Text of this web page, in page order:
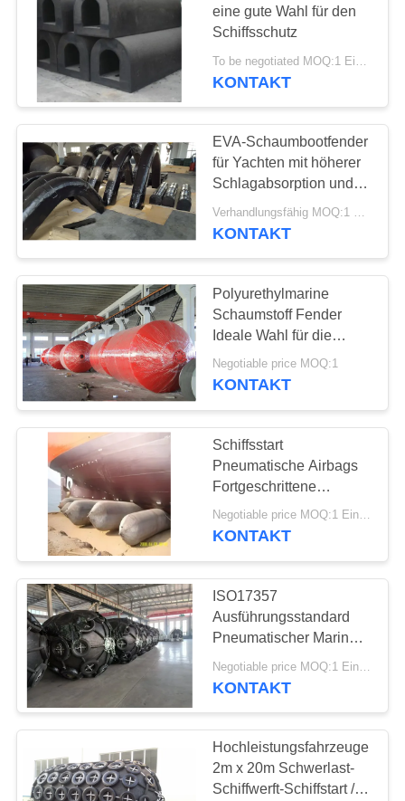
SITEMAP
PRIVACY
POLICY
Marinegummiairbag
Schiff starten
Airbags
Marine-Bergungs-
Airbags
29
Meeresluftluftsack
eine gute Wahl für den
Schiffsschutz
KONTAKT
EVA-Schaumbootfender
für Yachten mit höherer
Schlagabsorption und
Haltbarkeit
Verhandlungsfähig MOQ:1 Einheit
KONTAKT
Polyurethylmarine
Schaumstoff Fender
Ideale Wahl für die
Verhinderung von
Schiffskollisionen
Negotiable price MOQ:1
KONTAKT
Schiffsstart
Pneumatische Airbags
Fortgeschrittene
Technologie für
Schiffssprung und
Negotiable price MOQ:1 Einheit
KONTAKT
ISO17357
Ausführungsstandard
Pneumatischer Marine-
Fender
kundenspezifisches
KONTAKT
Hochleistungsfahrzeuge
2m x 20m Schwerlast-
Schiffwerft-Schiffstart /